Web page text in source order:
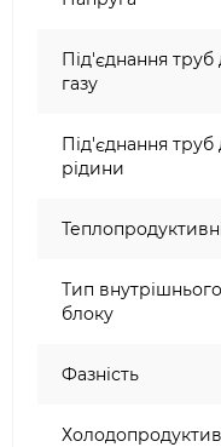
Під'єднання труб
газу
Під'єднання труб
рідини
Тип внутрішнього
блоку
Фазність